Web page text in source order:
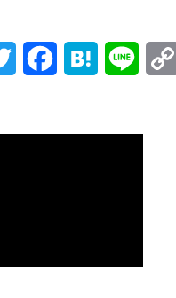
Twitter FacebookHatena Line